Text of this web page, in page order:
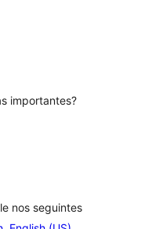
importantes?
nos seguintes